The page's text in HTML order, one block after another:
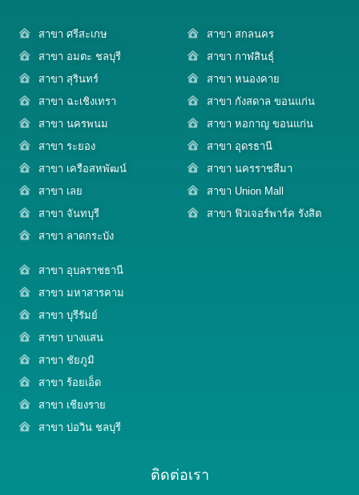
สาขา ศรีสะเกษ
สาขา อมตะ ชลบุรี
สาขา สุรินทร์
สาขา ฉะเชิงเทรา
สาขา นครพนม
สาขา ระยอง
สาขา เครือสหพัฒน์
สาขา เลย
สาขา จันทบุรี
สาขา ลาดกระบัง
สาขา สกลนคร
สาขา กาฬสินธุ์
สาขา หนองคาย
สาขา กังสดาล ขอนแก่น
สาขา หอกาญ ขอนแก่น
สาขา อุดรธานี
สาขา นครราชสีมา
สาขา Union Mall
สาขา ฟิวเจอร์พาร์ค รังสิต
สาขา อุบลราชธานี
สาขา มหาสารคาม
สาขา บุรีรัมย์
สาขา บางแสน
สาขา ชัยภูมิ
สาขา ร้อยเอ็ด
สาขา เชียงราย
สาขา บ่อวิน ชลบุรี
ติดต่อเรา